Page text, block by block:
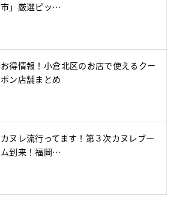
市」厳選ピッ…
お得情報！小倉北区のお店で使えるクー
ポン店舗まとめ
カヌレ流行ってます！第３次カヌレブー
ム到来！福岡…